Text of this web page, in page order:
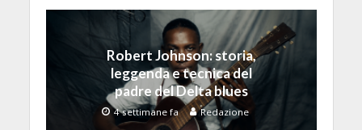
Robert Johnson: storia,
leggenda e tecnica del
padre del Delta blues
4 settimane fa Redazione